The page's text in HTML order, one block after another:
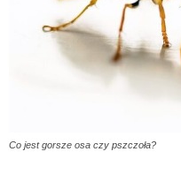
Co jest gorsze osa czy pszczoła?